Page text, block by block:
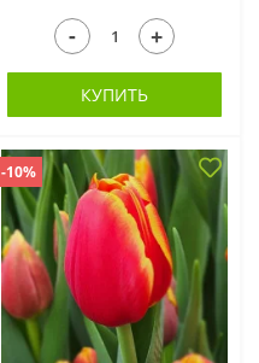
- +
КУПИТЬ
-10%